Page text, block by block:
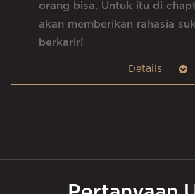
orang bisa. Untuk itu di
akan memberikan rahasia
berkarir!